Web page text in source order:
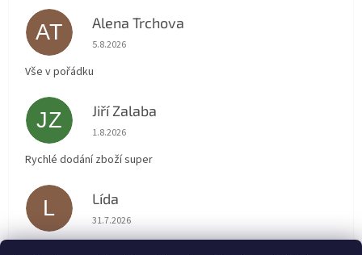
AT Alena Trchova
Hodnocení obchodu je 5 z 5 hvězdiček.
5.8.2026
Vše v pořádku
JZ Jiří Zalaba
Hodnocení obchodu je 5 z 5 hvězdiček.
1.8.2026
Rychlé dodání zboží super
L Lída
Hodnocení obchodu je 5 z 5 hvězdiček.
31.7.2026